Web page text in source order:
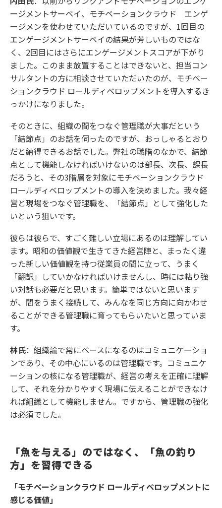
ージメントサーベイ、モチベーションクラウド エンゲ
ージメンを使わせていただいているのですが、1回目の
エンゲージメントサーベイの結果が芳しいものではな
く、2回目にはさらにエンゲージメントスコアが下がり
ました。このまま放置することはできないと、担当コン
サルタントの方に相談させていただいたのが、モチベー
ションクラウド ロールディベロップメントを導入するき
っかけになりました。
そのときに、組織の間をつなぐ管理職が大事だという
「結節点」のお話を伺ったのですが、おっしゃるとおり
だと納得できるお話でした。弊社の職階のなかで、結節
点として機能しなければいけないのは部長、次長、課長
だろうと、その3階層を対象にモチベーションクラウド
ロールディベロップメントの導入を決めました。我々経
営と現場をつなぐ管理職を、「結節点」として強化した
いという狙いです。
彼らは彼らで、すごく難しい立場にあるのは理解してい
ます。昭和の価値観で生きてきた経営陣と、まったく違
った新しい価値観を持つ従業員の間に立って、うまく
「翻訳」していかなければいけませんし、時には粘り強
い対話も必要だと思います。簡単ではないと思います
が、間をうまく接続して、みんなを同じ方向に向かわせ
ることができる管理職に育ってもらいたいと思っていま
す。
林氏：組織論で常にベースになるのはコミュニケーショ
ンであり、その中心にいるのは管理職です。コミュニケ
ーションの核になる管理職が、経営の考えを正確に理解
して、それを分かりやすく現場に伝えることができなけ
れば組織として機能しません。ですから、管理職の強化
は必須でした。
「魚を与える」のではなく、「魚の釣り
方」を習得できる
「モチベーションクラウド ロールディベロップメントに
感じる価値」